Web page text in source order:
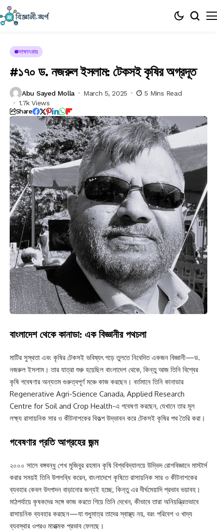
সাক্ষাৎকার
#১৭০ ড. নজরুল ইসলাম: টেকসই কৃষির অগ্রদূত
Abu Sayed Molla March 5, 2025
5 Mins Read
1.7k Views
Share
বাংলাদেশ থেকে কানাডা: এক বিজ্ঞানীর পথচলা
মাটির সুস্থতা এবং কৃষির টেকসই ভবিষ্যৎ গড়ে তুলতে নিবেদিত একজন বিজ্ঞানী—ড.
নজরুল ইসলাম। তার যাত্রা শুরু হয়েছিল বাংলাদেশ থেকে, কিন্তু আজ তিনি বিশ্বের
কৃষি গবেষণার অন্যতম গুরুত্বপূর্ণ মঞ্চে কাজ করছেন। বর্তমানে তিনি কানাডার
Regenerative Agri-Science Canada, Applied Research
Centre for Soil and Crop Health-এ গবেষণা করছেন, যেখানে তার মূল
লক্ষ্য রাসায়নিক সার ও কীটনাশকের বিকল্প উদ্ভাবন করে টেকসই কৃষির পথ তৈরি করা।
গবেষণার প্রতি আগ্রহের জন্ম
২০০০ সালে বঙ্গবন্ধু শেখ মুজিবুর রহমান কৃষি বিশ্ববিদ্যালয়ে উদ্ভিদ রোগবিজ্ঞানে মাস্টার্স
করার সময়ই তিনি উপলব্ধি করেন, বাংলাদেশে কৃষিতে রাসায়নিক সার ও কীটনাশকের
ব্যবহার কেবল উৎপাদন বাড়ানোর জন্যই হচ্ছে, কিন্তু এর দীর্ঘমেয়াদি প্রভাব ভয়াবহ।
মাঠপর্যায়ে কৃষকদের সঙ্গে কাজ করতে গিয়ে তিনি দেখেন, কীভাবে তারা অনিয়ন্ত্রিতভাবে
রাসায়নিক ব্যবহার করছেন—যা শুধুমাত্র তাদের স্বাস্থ্য নয়, বরং পরিবেশ ও খাদ্য
ব্যবস্থার ওপরও মারাত্মক প্রভাব ফেলছে।